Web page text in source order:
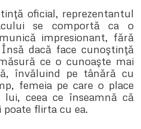
oficial, reprezentantul
se comportă ca o
impresionant, fără
dacă face cunoştinţă
ce o cunoaşte mai
învăluind pe tânără cu
femeia pe care o place
lui, ceea ce înseamnă că
flirta cu ea.